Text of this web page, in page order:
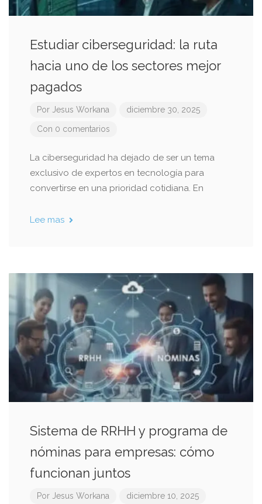
Estudiar ciberseguridad: la ruta
hacia uno de los sectores mejor
pagados
Por Jesus Workana diciembre 30, 2025
Con 0 comentarios
La ciberseguridad ha dejado de ser un tema
exclusivo de expertos en tecnología para
convertirse en una prioridad cotidiana. En
Lee mas
Sistema de RRHH y programa de
nóminas para empresas: cómo
funcionan juntos
Por Jesus Workana diciembre 10, 2025